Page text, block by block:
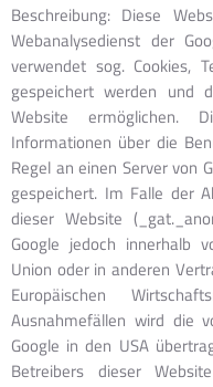
Beschreibung: Diese
Webanalysedienst der
verwendet sog. Cookies,
gespeichert werden und
Website ermöglichen.
Informationen über die
Regel an einen Server von
gespeichert. Im Falle der
dieser Website
Google jedoch innerhalb
Union oder in anderen
Europäischen
Ausnahmefällen wird die
Google in den USA
Betreibers dieser